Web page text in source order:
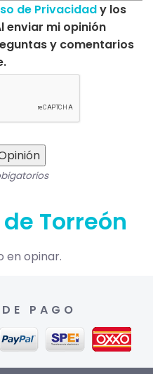
de Privacidady los
enviar mi opinión
y comentarios
Torreón
en opinar.
PAGO